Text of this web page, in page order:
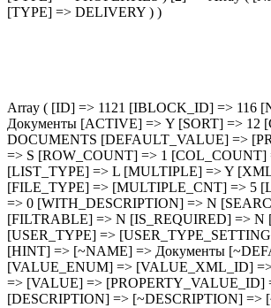
[TYPE] => DELIVERY ) )
Array ( [ID] => 1121 [IBLOCK_ID] => 116
Документы [ACTIVE] => Y [SORT] => 12
DOCUMENTS [DEFAULT_VALUE] =>
=> S [ROW_COUNT] => 1 [COL_COUNT]
[LIST_TYPE] => L [MULTIPLE] => Y
[FILE_TYPE] => [MULTIPLE_CNT] => 5
=> 0 [WITH_DESCRIPTION] => N
[FILTRABLE] => N [IS_REQUIRED] => N
[USER_TYPE] =>
[HINT] => [~NAME] => Документы
[VALUE_ENUM] => [VALUE_XML_ID]
=> [VALUE] => [PROPERTY_VALUE_ID]
[DESCRIPTION] => [~DESCRIPTION] =>